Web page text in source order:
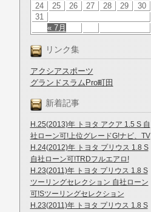
« 7月
24
25 26 27 28 29
30
31
リンク集
アクシアスポーツ
グランドスラムPro町田
新着記事
H.25(2013)年 トヨタ アクア 1.5 S 自
社ローン可!上位グレードG!ナビ、TV
H.24(2012)年 トヨタ プリウス 1.8 S
自社ローン可!TRDフルエアロ!
H.23(2011)年 トヨタ プリウス 1.8 S
ツーリングセレクション 自社ローン
可!Sツーリングセレクション
H.23(2011)年 トヨタ プリウス 1.8 S